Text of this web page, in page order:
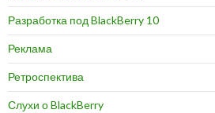
Разработка под BlackBerry 10
Реклама
Ретроспектива
Слухи о BlackBerry